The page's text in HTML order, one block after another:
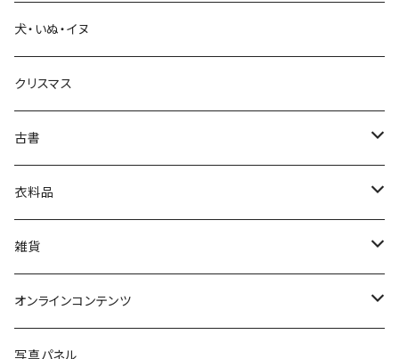
生活・暮らし
芸術・絵画・写真
絵本・児童書
娯楽・エンターテインメント
犬・いぬ・イヌ
クリスマス
古書
古書セット
美術
衣料品
POLEWARDS
Tシャツ
雑貨
バッグ
ブックカバー
オンラインコンテンツ
冒険クロストーク
写真パネル